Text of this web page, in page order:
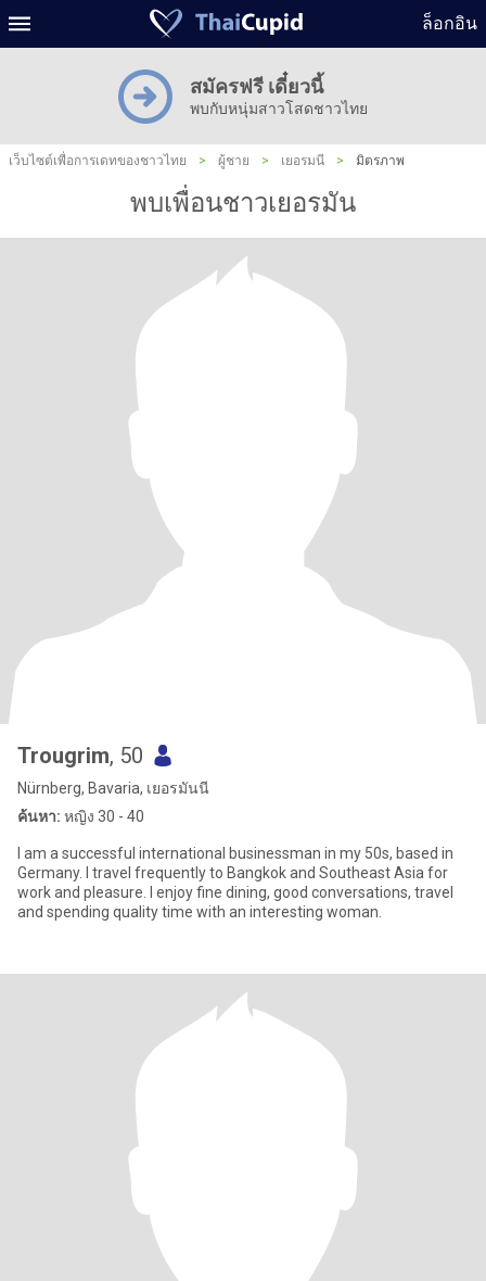
ล็อกอิน
สมัครฟรี เดี๋ยวนี้
พบกับหนุ่มสาวโสดชาวไทย
เว็บไซต์เพื่อการเดทของชาวไทย > ผู้ชาย > เยอรมนี > มิตรภาพ
พบเพื่อนชาวเยอรมัน
Trougrim, 50
Nürnberg, Bavaria, เยอรมันนี
ค้นหา: หญิง 30 - 40
I am a successful international businessman in my 50s, based in
Germany. I travel frequently to Bangkok and Southeast Asia for
work and pleasure. I enjoy fine dining, good conversations, travel
and spending quality time with an interesting woman.